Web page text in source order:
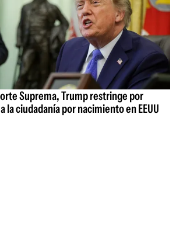
Suprema, Trump restringe por
la ciudadanía por nacimiento en EEUU